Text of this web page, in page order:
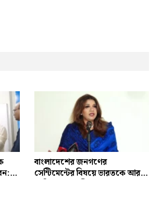
বাংলাদেশের জনগণের
সেন্টিমেন্টের বিষয়ে ভারতকে আরও